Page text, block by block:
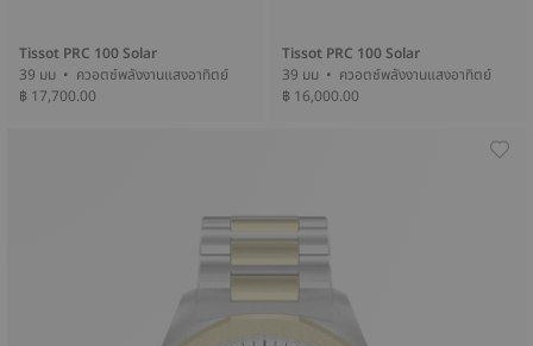
Tissot PRC 100 Solar
39 มม • ควอตซ์พลังงานแสงอาทิตย์
฿ 17,700.00
Tissot PRC 100 Solar
39 มม • ควอตซ์พลังงานแสงอาทิตย์
฿ 16,000.00